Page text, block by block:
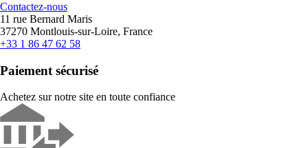
Contactez-nous
11 rue Bernard Maris
37270 Montlouis-sur-Loire, France
+33 1 86 47 62 58
Paiement sécurisé
Achetez sur notre site en toute confiance